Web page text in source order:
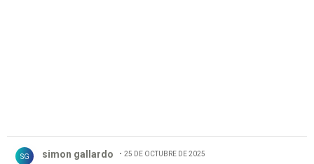
SG simon gallardo 25 DE OCTUBRE DE 2025